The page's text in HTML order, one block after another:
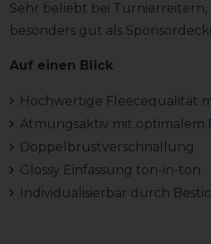
Sehr beliebt bei
besonders gut als
Auf einen Blick
Hochwertige Fleecequalität
Atmungsaktiv mit optimalem
Doppelbrustverschnallung
Glossy Einfassung ton-in-ton
Individualisierbar durch